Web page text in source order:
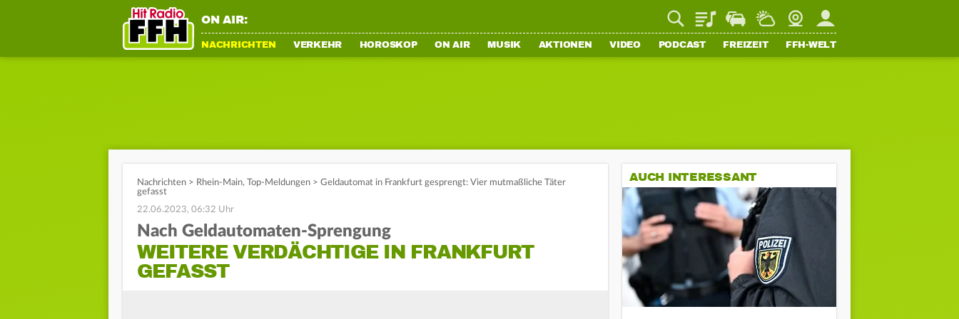
ON AIR: PlaylistStaupilotWetterWebcamMein FFH
NACHRICHTEN VERKEHR HOROSKOP ON AIR MUSIK AKTIONEN VIDEO PODCAST FREIZEIT FFH-WELT
Nachrichten > Rhein-Main, Top-Meldungen > Geldautomat in Frankfurt gesprengt: Vier mutmaßliche Täter
gefasst
22.06.2023, 06:32 Uhr
Nach Geldautomaten-Sprengung
WEITERE VERDÄCHTIGE IN FRANKFURT
GEFASST
AUCH INTERESSANT